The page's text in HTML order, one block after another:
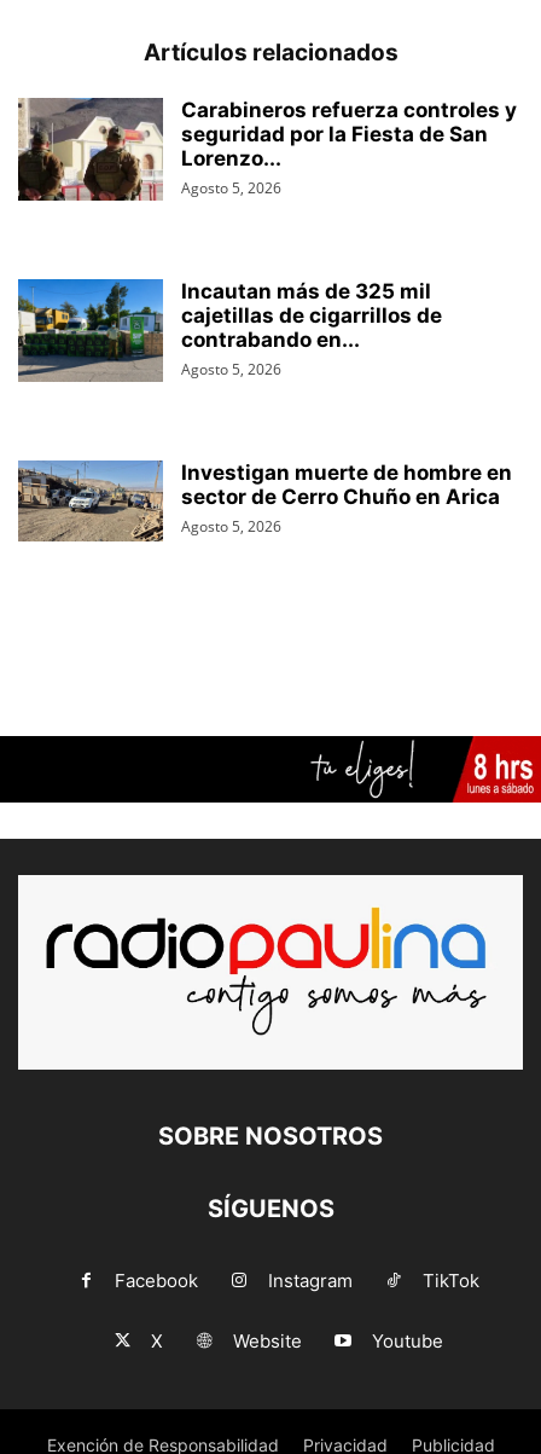
Artículos relacionados
Carabineros refuerza controles y
seguridad por la Fiesta de San
Lorenzo...
Agosto 5, 2026
Incautan más de 325 mil
cajetillas de cigarrillos de
contrabando en...
Agosto 5, 2026
Investigan muerte de hombre en
sector de Cerro Chuño en Arica
Agosto 5, 2026
SOBRE NOSOTROS
SÍGUENOS
Facebook Instagram TikTok
X Website Youtube
Exención de Responsabilidad Privacidad Publicidad